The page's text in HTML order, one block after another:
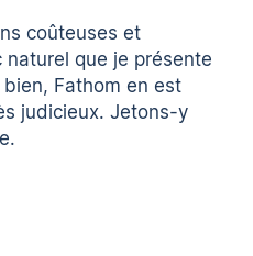
coûteuses et
que je présente
Fathom en est
judicieux. Jetons-y